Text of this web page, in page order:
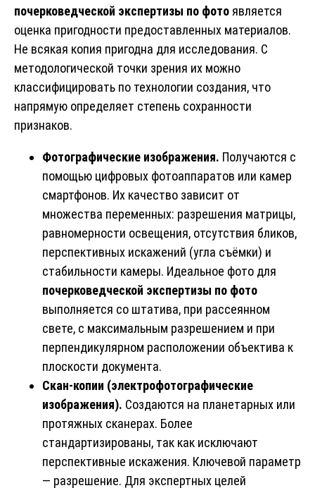
почерковедческой экспертизы по фото является
оценка пригодности предоставленных материалов.
Не всякая копия пригодна для исследования. С
методологической точки зрения их можно
классифицировать по технологии создания, что
напрямую определяет степень сохранности
признаков.
Фотографические изображения. Получаются с
помощью цифровых фотоаппаратов или камер
смартфонов. Их качество зависит от
множества переменных: разрешения матрицы,
равномерности освещения, отсутствия бликов,
перспективных искажений (угла съёмки) и
стабильности камеры. Идеальное фото для
почерковедческой экспертизы по фото
выполняется со штатива, при рассеянном
свете, с максимальным разрешением и при
перпендикулярном расположении объектива к
плоскости документа.
Скан-копии (электрофотографические
изображения). Создаются на планетарных или
протяжных сканерах. Более
стандартизированы, так как исключают
перспективные искажения. Ключевой параметр
— разрешение. Для экспертных целей